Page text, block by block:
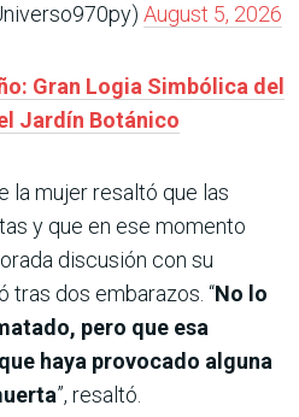
August 5, 2026
Gran Logia Simbólica del
Jardín Botánico
la mujer resaltó que las
y que en ese momento
discusión con su
tras dos embarazos. “No lo
pero que esa
haya provocado alguna
”, resaltó.